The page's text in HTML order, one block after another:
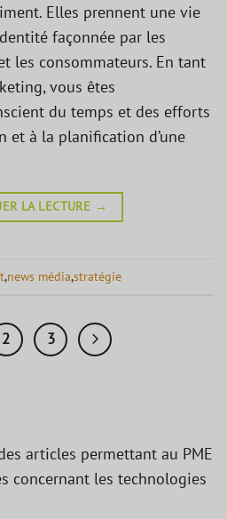
Elles prennent une vie
façonnée par les
les consommateurs. En tant
vous êtes
du temps et des efforts
et à la planification d’une
LA LECTURE →
,news média,stratégie
2 3
articles permettant au PME
concernant les technologies